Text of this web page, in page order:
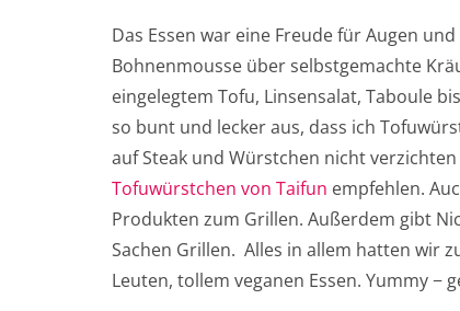
Das Essen war eine Freude für Augen
Bohnenmousse über selbstgemachte
eingelegtem Tofu, Linsensalat, Taboule
so bunt und lecker aus, dass ich
auf Steak und Würstchen nicht
Tofuwürstchen von Taifun empfehlen.
Produkten zum Grillen. Außerdem gibt
Sachen Grillen. Alles in allem hatten wir
Leuten, tollem veganen Essen. Yummy −